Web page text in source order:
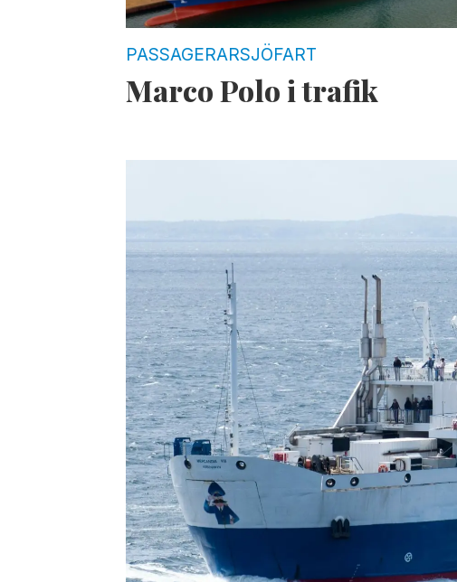
PASSAGERARSJÖFART
Marco Polo i trafik